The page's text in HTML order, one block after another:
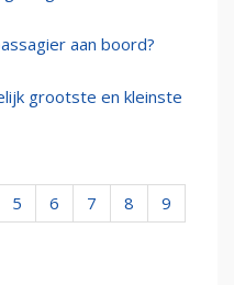
aan boord?
grootste en kleinste
5 6 7 8
9